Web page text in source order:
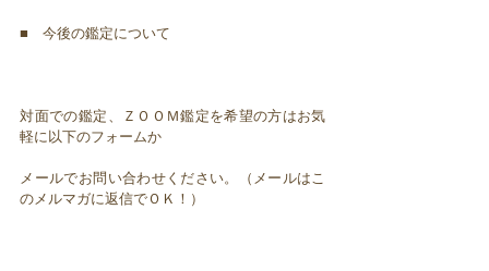
■ 今後の鑑定について
対面での鑑定、ＺＯＯＭ鑑定を希望の方はお気
軽に以下のフォームか
メールでお問い合わせください。（メールはこ
のメルマガに返信でＯＫ！）